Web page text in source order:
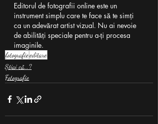
Editorul de fotografii online este un
instrument simplu care te face să te simți
ca un adevărat artist vizual. Nu ai nevoie
de abilități speciale pentru a-ți procesa
imaginile.
fotografieeditare
Știai că...?
Fotografie